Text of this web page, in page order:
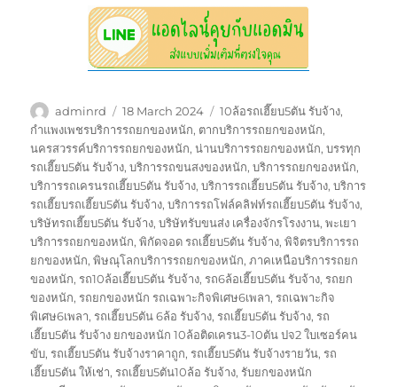
Author
adminrd
Posted
on
18 March 2024 Tags
10ล้อรถเฮี๊ยบ5ตัน รับจ้าง,
กำแพงเพชรบริการรถยกของหนัก, ตากบริการรถยกของหนัก,
นครสวรรค์บริการรถยกของหนัก,น่านบริการรถยกของหนัก,บรรทุก
รถเฮี๊ยบ5ตัน รับจ้าง,บริการรถขนสงของหนัก,บริการรถยกของหนัก,
บริการรถเครนรถเฮี๊ยบ5ตัน รับจ้าง,บริการรถเฮี๊ยบ5ตัน รับจ้าง,บริการ
รถเฮี๊ยบรถเฮี๊ยบ5ตัน รับจ้าง,บริการรถโฟล์คลิฟท์รถเฮี๊ยบ5ตัน รับจ้าง,
บริษัทรถเฮี๊ยบ5ตัน รับจ้าง,บริษัทรับขนส่ง เครื่องจักรโรงงาน,พะเยา
บริการรถยกของหนัก,พิกัดจอด รถเฮี๊ยบ5ตัน รับจ้าง,พิจิตรบริการรถ
ยกของหนัก,พิษณุโลกบริการรถยกของหนัก,ภาคเหนือบริการรถยก
ของหนัก,รถ10ล้อเฮี๊ยบ5ตัน รับจ้าง,รถ6ล้อเฮี๊ยบ5ตัน รับจ้าง,รถยก
ของหนัก,รถยกของหนัก รถเฉพาะกิจพิเศษ6เพลา,รถเฉพาะกิจ
พิเศษ6เพลา,รถเฮี๊ยบ5ตัน 6ล้อ รับจ้าง,รถเฮี๊ยบ5ตัน รับจ้าง,รถ
เฮี๊ยบ5ตัน รับจ้าง ยกของหนัก 10ล้อติดเครน3-10ตัน ปจ2 ใบเซอร์คน
ขับ,รถเฮี๊ยบ5ตัน รับจ้างราคาถูก,รถเฮี๊ยบ5ตัน รับจ้างรายวัน,รถ
เฮี๊ยบ5ตัน ให้เช่า,รถเฮี๊ยบ5ตัน10ล้อ รับจ้าง,รับยกของหนัก